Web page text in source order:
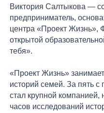
Виктория Салтыкова —
предприниматель,
центра «Проект
открытой
тебя».
«Проект Жизнь»
историй семей. За пять с
стал крупной компанией,
часов исследований